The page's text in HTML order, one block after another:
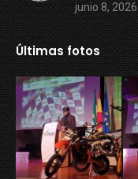
junio 8, 2026
Últimas fotos